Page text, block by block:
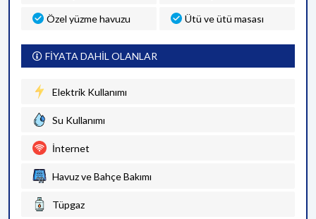
Özel yüzme havuzu Ütü ve ütü masası
FİYATA DAHİL OLANLAR
Elektrik Kullanımı
Su Kullanımı
İnternet
Havuz ve Bahçe Bakımı
Tüpgaz